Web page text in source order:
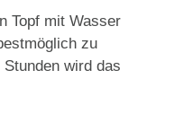
Topf mit Wasser
zu
wird das